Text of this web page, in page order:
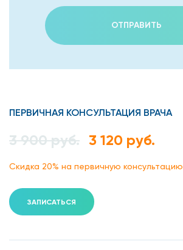
ОТПРАВИТЬ
ПЕРВИЧНАЯ КОНСУЛЬТАЦИЯ ВРАЧА
3 900 руб. 3 120 руб.
Скидка 20% на первичную консультацию
ЗАПИСАТЬСЯ